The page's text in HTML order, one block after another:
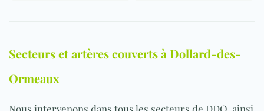
Secteurs et artères couverts à Dollard-des-
Ormeaux